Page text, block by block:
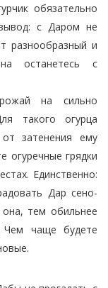
обязательно
с Даром не
разнообразный и
останетесь с
на сильно
такого огурца
затенения ему
огуречные грядки
Единственно:
Дар сено-
тем обильнее
Чем чаще будете